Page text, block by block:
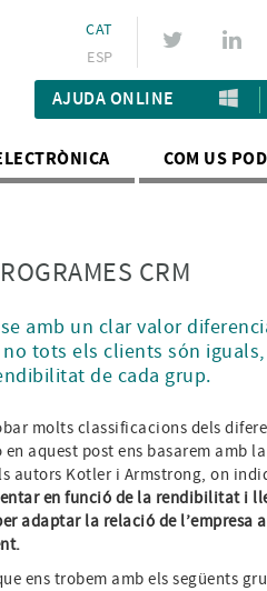
CAT
ESP
AJUDA ONLINE
COM US
CRM
amb un clar valor
no tots els clients són
de cada grup.
molts classificacions dels
aquest post ens basarem amb
autors Kotler i Armstrong, on
en funció de la rendibilitat i
adaptar la relació de l’empresa
ens trobem amb els següents